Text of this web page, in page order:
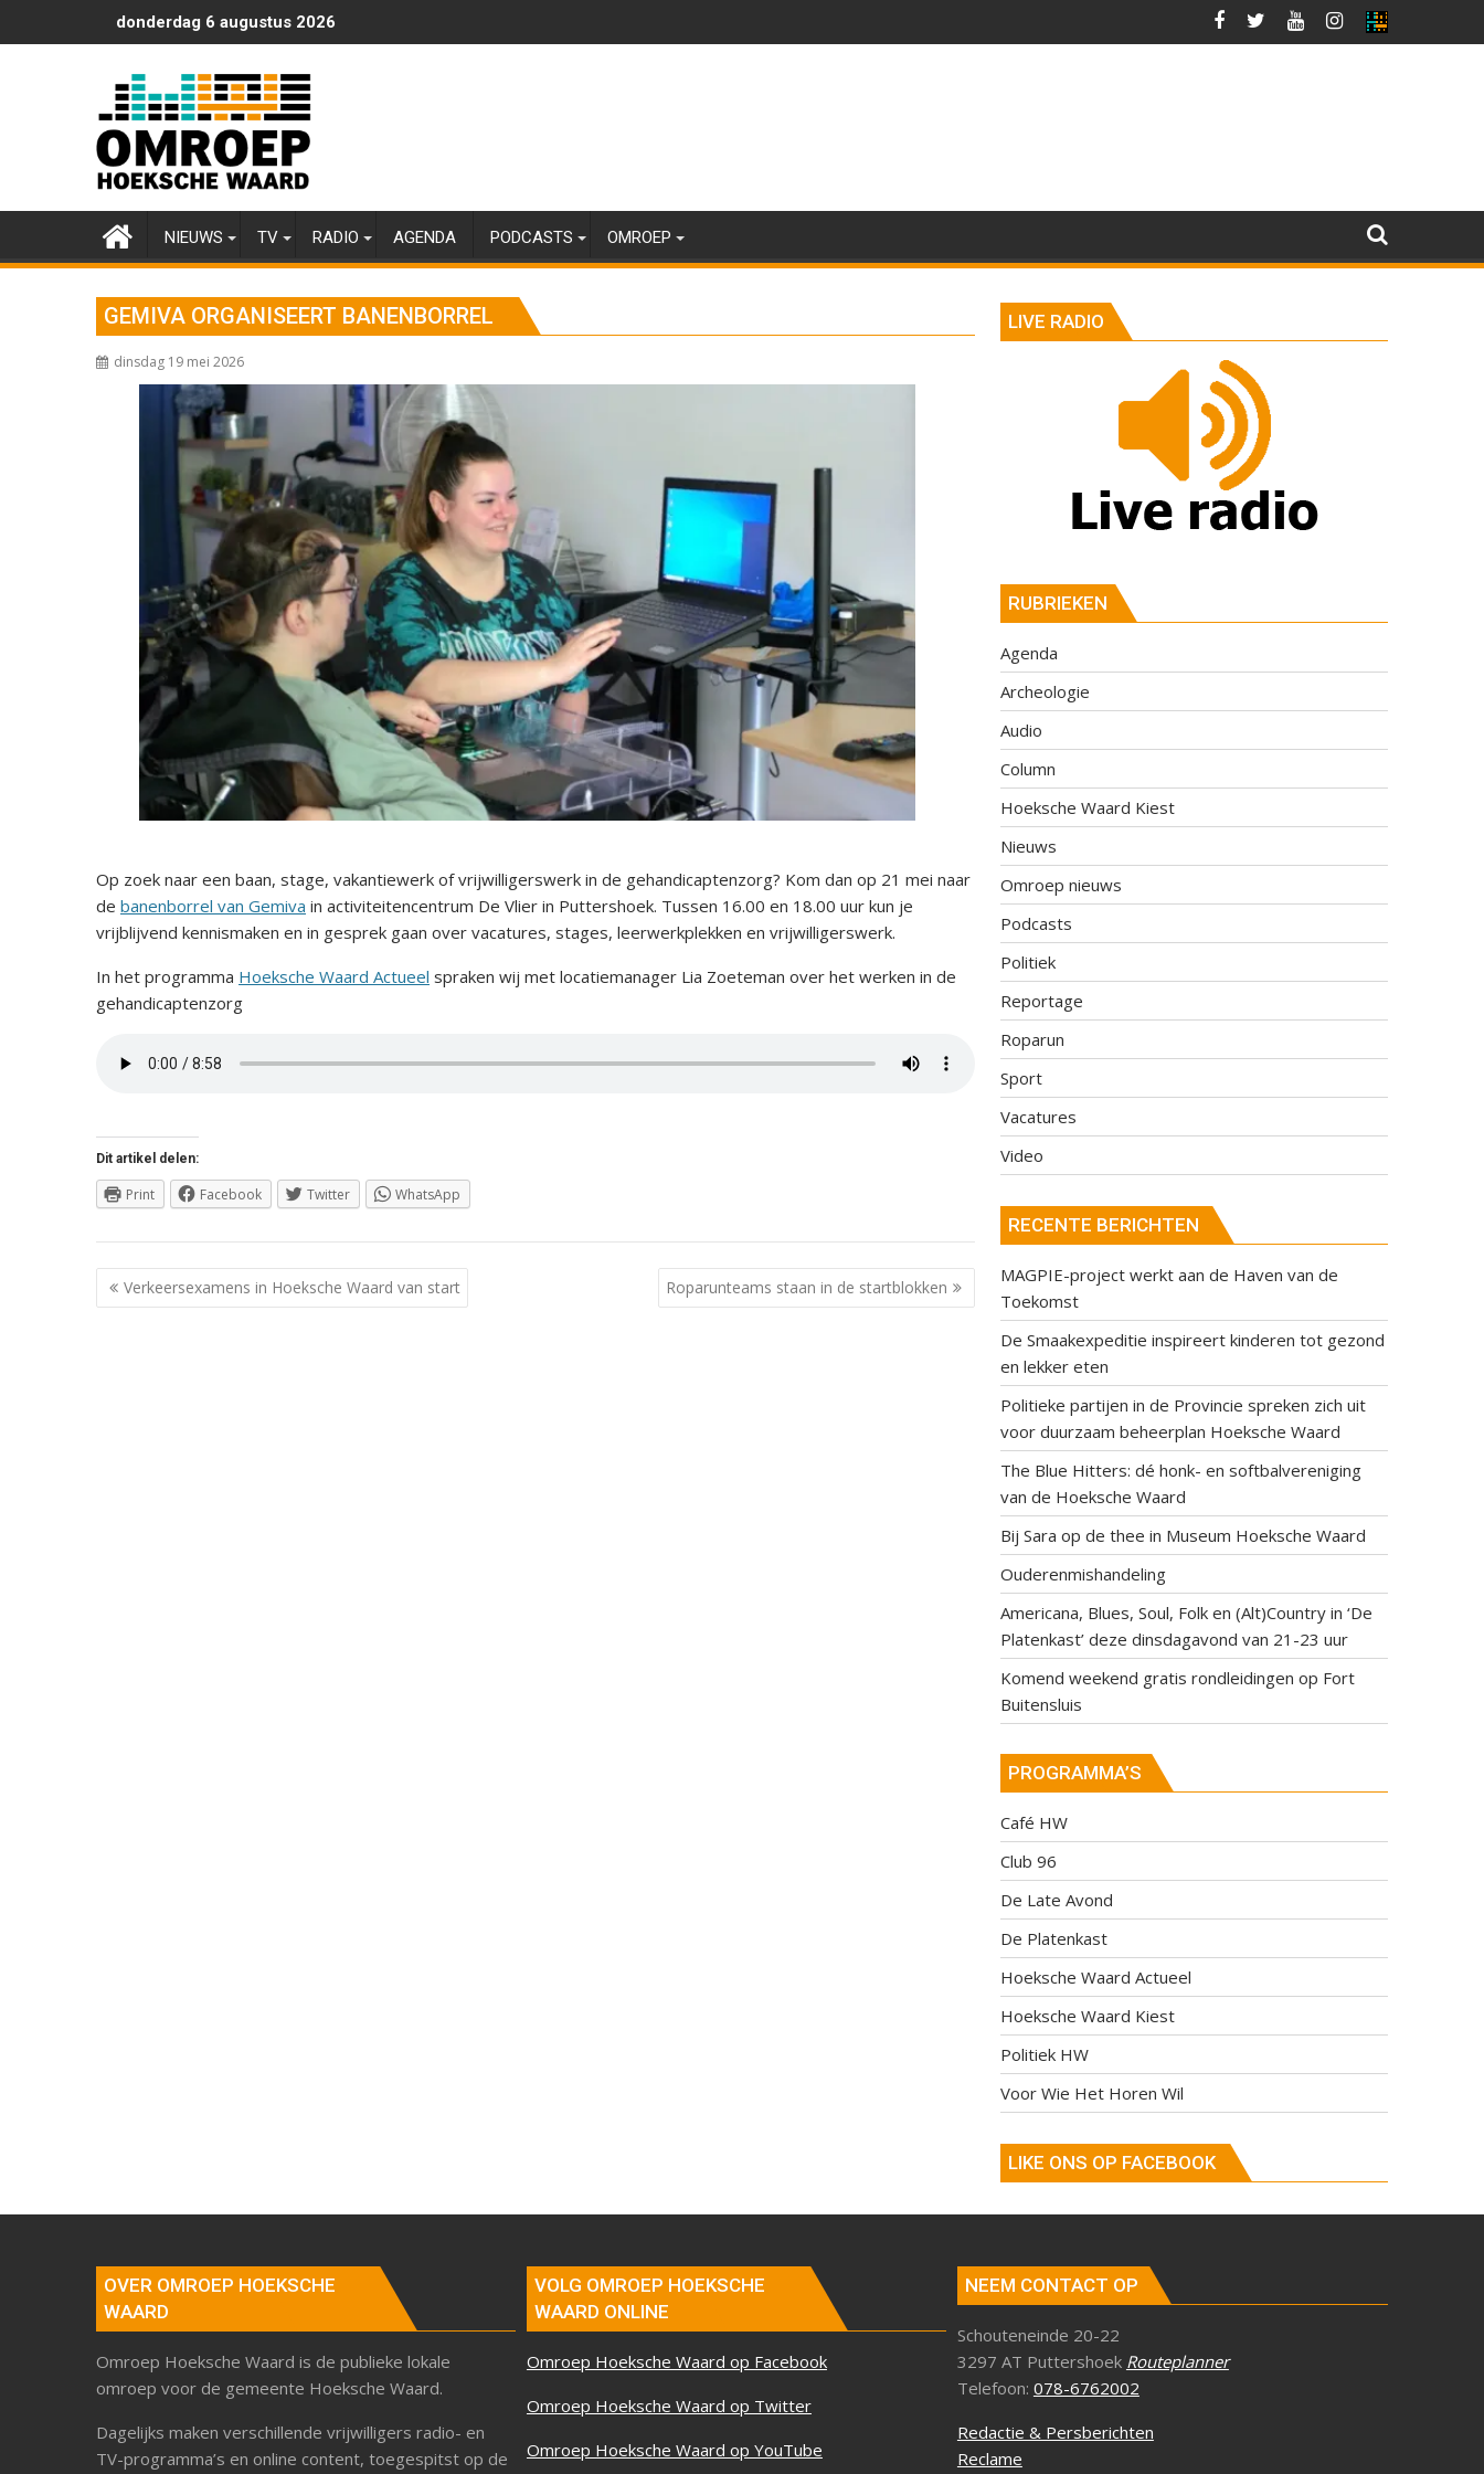
naar
donderdag 6 augustus 2026
NIEUWS TV RADIO AGENDA PODCASTS OMROEP
GEMIVA ORGANISEERT BANENBORREL
dinsdag 19 mei 2026
Op zoek naar een baan, stage, vakantiewerk of vrijwilligerswerk in de gehandicaptenzorg? Kom dan op 21 mei naar
de banenborrel van Gemiva in activiteitencentrum De Vlier in Puttershoek. Tussen 16.00 en 18.00 uur kun je
vrijblijvend kennismaken en in gesprek gaan over vacatures, stages, leerwerkplekken en vrijwilligerswerk.
In het programma Hoeksche Waard Actueel spraken wij met locatiemanager Lia Zoeteman over het werken in de
gehandicaptenzorg
Dit artikel delen:
Print Facebook Twitter WhatsApp
Berichtnavigatie
Verkeersexamens in Hoeksche Waard van start Roparunteams staan in de startblokken
LIVE RADIO
RUBRIEKEN
Agenda
Archeologie
Audio
Column
Hoeksche Waard Kiest
Nieuws
Omroep nieuws
Podcasts
Politiek
Reportage
Roparun
Sport
Vacatures
Video
RECENTE BERICHTEN
MAGPIE-project werkt aan de Haven van de
Toekomst
De Smaakexpeditie inspireert kinderen tot gezond
en lekker eten
Politieke partijen in de Provincie spreken zich uit
voor duurzaam beheerplan Hoeksche Waard
The Blue Hitters: dé honk- en softbalvereniging
van de Hoeksche Waard
Bij Sara op de thee in Museum Hoeksche Waard
Ouderenmishandeling
Americana, Blues, Soul, Folk en (Alt)Country in ‘De
Platenkast’ deze dinsdagavond van 21-23 uur
Komend weekend gratis rondleidingen op Fort
Buitensluis
PROGRAMMA’S
Café HW
Club 96
De Late Avond
De Platenkast
Hoeksche Waard Actueel
Hoeksche Waard Kiest
Politiek HW
Voor Wie Het Horen Wil
LIKE ONS OP FACEBOOK
OVER OMROEP HOEKSCHE
WAARD
Omroep Hoeksche Waard is de publieke lokale
omroep voor de gemeente Hoeksche Waard.
Dagelijks maken verschillende vrijwilligers radio- en
TV-programma’s en online content, toegespitst op de
VOLG OMROEP HOEKSCHE
WAARD ONLINE
Omroep Hoeksche Waard op Facebook
Omroep Hoeksche Waard op Twitter
Omroep Hoeksche Waard op YouTube
NEEM CONTACT OP
Schouteneinde 20-22
3297 AT Puttershoek Routeplanner
Telefoon: 078-6762002
Redactie & Persberichten
Reclame